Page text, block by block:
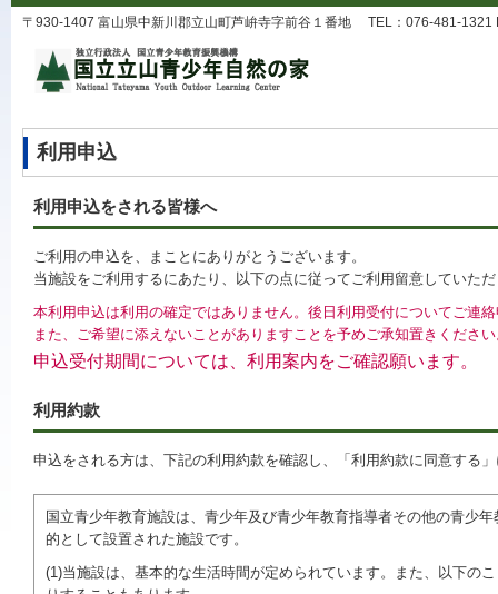
〒930-1407 富山県中新川郡立山町芦峅寺字前谷１番地 TEL：076-481-1321
利用申込
利用申込をされる皆様へ
ご利用の申込を、まことにありがとうございます。
当施設をご利用するにあたり、以下の点に従ってご利用留意していた
本利用申込は利用の確定ではありません。後日利用受付についてご連
また、ご希望に添えないことがありますことを予めご承知置きくださ
申込受付期間については、利用案内をご確認願います。
利用約款
申込をされる方は、下記の利用約款を確認し、「利用約款に同意する
国立青少年教育施設は、青少年及び青少年教育指導者その他の青少
的として設置された施設です。
(1)当施設は、基本的な生活時間が定められています。また、以下の